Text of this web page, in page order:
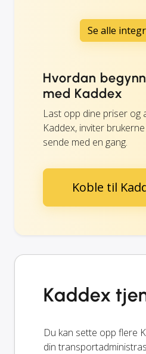
Se alle
Hvordan
med Kaddex
Last opp dine priser og
Kaddex, inviter
sende med en gang.
Koble til
Kaddex
Du kan sette opp flere
din